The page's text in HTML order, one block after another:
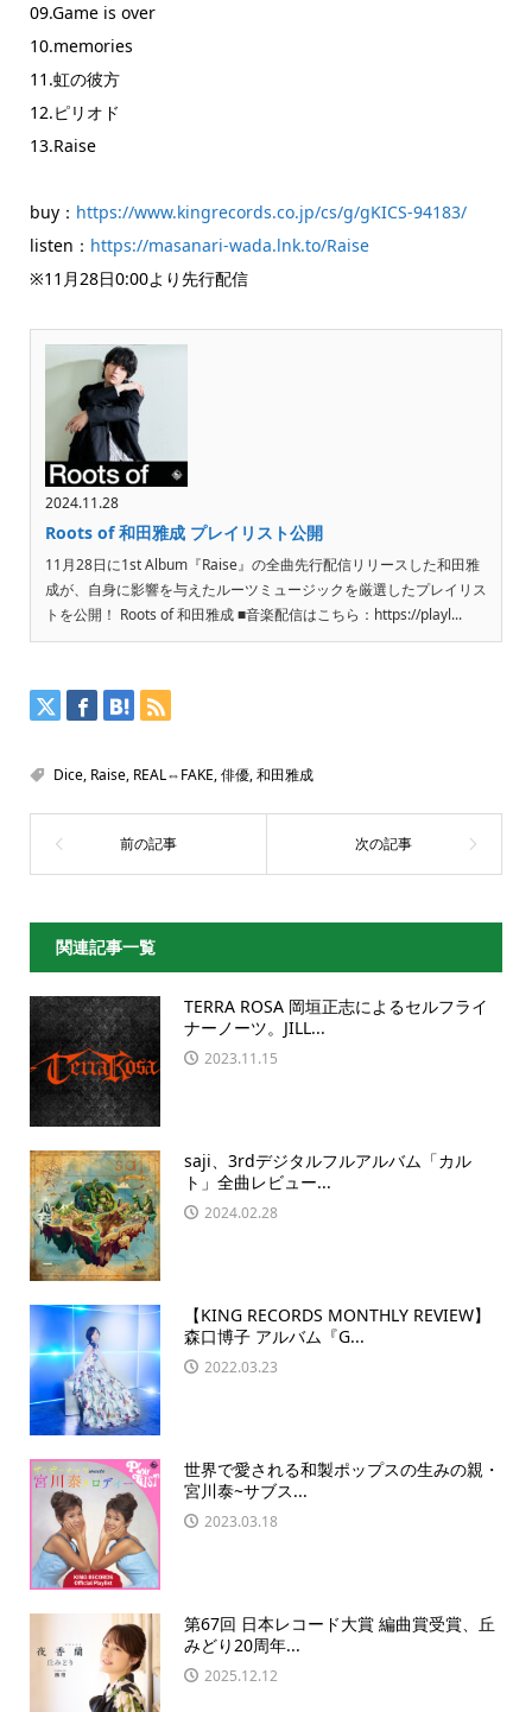
09.Game is over
10.memories
11.虹の彼⽅
12.ピリオド
13.Raise
buy： https://www.kingrecords.co.jp/cs/g/gKICS-94183/
listen： https://masanari-wada.lnk.to/Raise
※11月28日0:00より先行配信
2024.11.28
Roots of 和田雅成 プレイリスト公開
11月28日に1st Album『Raise』の全曲先行配信リリースした和田雅
成が、自身に影響を与えたルーツミュージックを厳選したプレイリス
トを公開！ Roots of 和田雅成 ■音楽配信はこちら：https://playl...
Dice, Raise, REAL⇔FAKE,俳優,和田雅成
関連記事一覧
TERRA ROSA 岡垣正志によるセルフライ
ナーノーツ。JILL...
2023.11.15
saji、3rdデジタルフルアルバム「カル
ト」全曲レビュー...
2024.02.28
【KING RECORDS MONTHLY REVIEW】
森口博子 アルバム『G...
2022.03.23
世界で愛される和製ポップスの生みの親・
宮川泰~サブス...
2023.03.18
第67回 日本レコード大賞 編曲賞受賞、丘
みどり20周年...
2025.12.12